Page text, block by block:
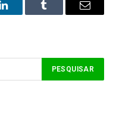
LinkedInTumblr Email